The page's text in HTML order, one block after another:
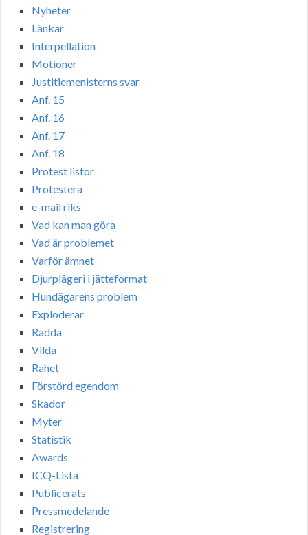
Nyheter
Länkar
Interpellation
Motioner
Justitiemenisterns svar
Anf. 15
Anf. 16
Anf. 17
Anf. 18
Protest listor
Protestera
e-mail riks
Vad kan man göra
Vad är problemet
Varför ämnet
Djurplågeri i jätteformat
Hundägarens problem
Exploderar
Radda
Vilda
Rahet
Förstörd egendom
Skador
Myter
Statistik
Awards
ICQ-Lista
Publicerats
Pressmedelande
Registrering